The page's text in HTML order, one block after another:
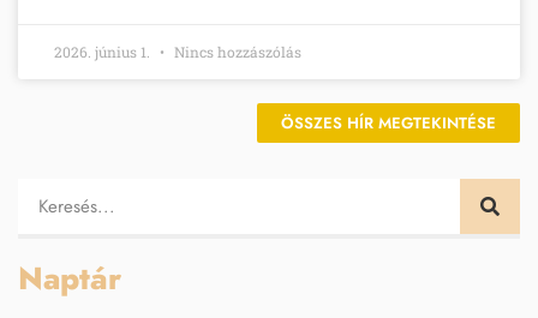
2026. június 1. Nincs hozzászólás
ÖSSZES HÍR MEGTEKINTÉSE
Naptár